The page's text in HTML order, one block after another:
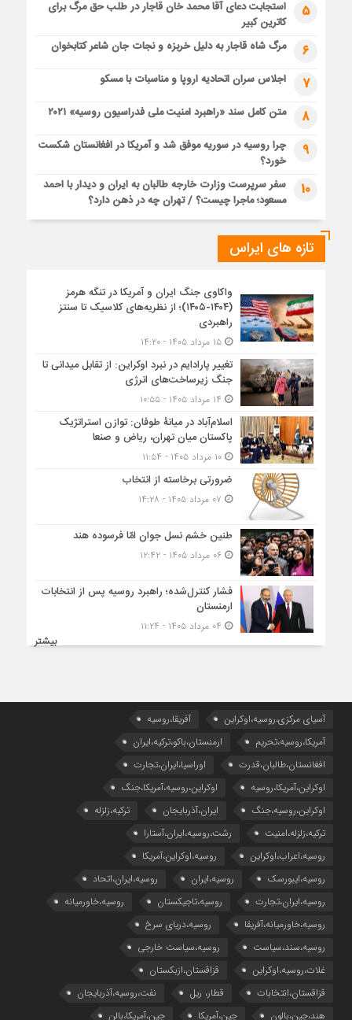
5
استجابت دعای آقا محمد خان قاجار در طلب حق مرگ برای
کاترین کبیر
6 مرگ شاه قاجار به دلیل خربزه و نجات جان شاعر کتابخوان
7 اجلاس سران اتحادیه اروپا و مناسبات با مسکو
8 متن کامل سند «راهبرد امنیت ملی فدراسیون روسیه» ۲۰۲۱
9
چرا روسیه در سوریه موفق شد و آمریکا در افغانستان شکست
خورد؟
10
سفر سرپرست وزارت خارجه طالبان به ایران و دیدار با احمد
مسعود؛ ماجرا چیست؟ / تهران چه در ذهن دارد؟
تازه های ایراس
واکاوی جنگ ایران و آمریکا در تنگه هرمز
(۱۴۰۴-۱۴۰۵)؛ از نظریه‌های کلاسیک تا سنتز
راهبردی
۱۵ مرداد ۱۴۰۵ - ۱۴:۲۰
تغییر پارادایم در نبرد اوکراین: از تقابل میدانی تا
جنگ زیرساخت‌های انرژی
اسلام‌آباد در میانۀ طوفان: توازن استراتژیک
پاکستان میان تهران، ریاض و صنعا
۱۰ مرداد ۱۴۰۵ - ۱۱:۵۴
ضرورتی برخاسته از انتخاب
طنین خشم نسل جوان امّا فرسوده هند
۰۶ مرداد ۱۴۰۵ - ۱۲:۴۲
فشار کنترل‌شده؛ راهبرد روسیه پس از انتخابات
ارمنستان
بیشتر
آسیای مرکزی،روسیه،اوکراین
آفریقا،روسیه
آمریکا،روسیه،تحریم
ارمنستان،باکو،ترکیه،ایران
افغانستان،طالبان،قدرت
اوراسیا،ایران،تجارت
اوکراین،آمریکا،روسیه
اوکراین،روسیه،آمریکا،جنگ
اوکراین،روسیه،جنگ
ایران،آذربایجان
ترکیه،زلزله
ترکیه،زلزله،امنیت
رشت،روسیه،ایران،آستارا
روسیه،اعراب،اوکراین
روسیه،اوکراین،آمریکا
روسیه،ایبورسک
روسیه،ایران
روسیه،ایران،اتحاد
روسیه،ایران،تجارت
روسیه،تاجیکستان
روسیه،خاورمیانه
روسیه،خاورمیانه،آفریقا
روسیه،دریای سرخ
روسیه،سند،سیاست
روسیه،سیاست خارجی
غلات،روسیه،اوکراین
قزاقستان،ازبکستان
قزاقستان،انتخابات
قطار، ریل
نفت،روسیه،آذربایجان
هند،چین،بالون
چین،آمریکا چین،آمریکا،بالن